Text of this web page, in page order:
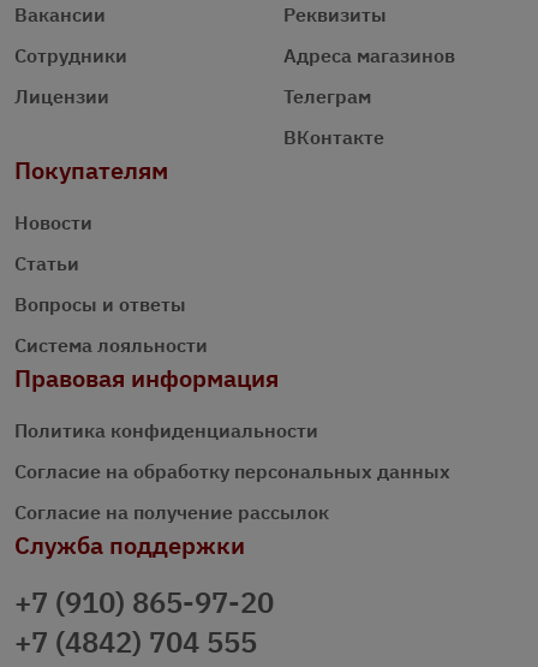
Вакансии
Сотрудники
Лицензии
Реквизиты
Адреса магазинов
Телеграм
ВКонтакте
Покупателям
Новости
Статьи
Вопросы и ответы
Система лояльности
Правовая информация
Политика конфиденциальности
Согласие на обработку персональных данных
Согласие на получение рассылок
Служба поддержки
+7 (910) 865-97-20
+7 (4842) 704 555